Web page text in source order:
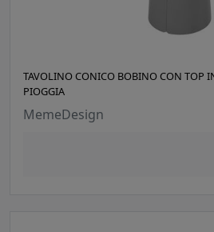
TAVOLINO CONICO BOBINO CON TOP
PIOGGIA
MemeDesign